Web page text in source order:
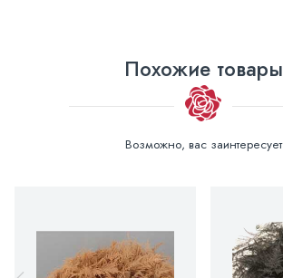
Похожие товары
Возможно, вас заинтересует